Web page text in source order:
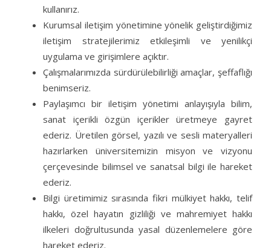
kullanırız.
Kurumsal iletişim yönetimine yönelik geliştirdiğimiz
iletişim stratejilerimiz etkileşimli ve yenilikçi
uygulama ve girişimlere açıktır.
Çalışmalarımızda sürdürülebilirliği amaçlar, şeffaflığı
benimseriz.
Paylaşımcı bir iletişim yönetimi anlayışıyla bilim,
sanat içerikli özgün içerikler üretmeye gayret
ederiz. Üretilen görsel, yazılı ve sesli materyalleri
hazırlarken üniversitemizin misyon ve vizyonu
çerçevesinde bilimsel ve sanatsal bilgi ile hareket
ederiz.
Bilgi üretimimiz sırasında fikri mülkiyet hakkı, telif
hakkı, özel hayatın gizliliği ve mahremiyet hakkı
ilkeleri doğrultusunda yasal düzenlemelere göre
hareket ederiz.